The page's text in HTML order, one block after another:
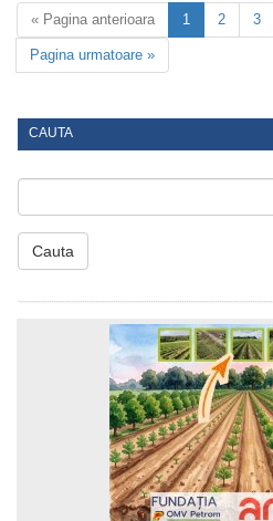
« Pagina anterioara 1 2 3
Pagina urmatoare »
CAUTA
Cauta